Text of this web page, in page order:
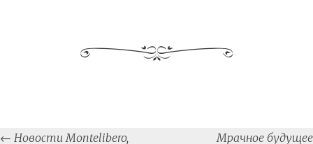
← Новости Montelibero,
Мрачное будущее